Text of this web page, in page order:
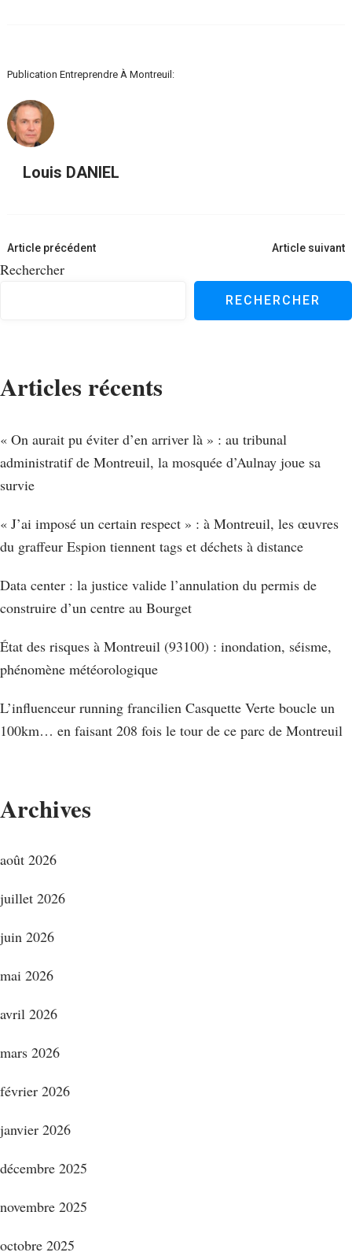
Publication Entreprendre À Montreuil:
Louis DANIEL
Navigation
d'article
Article précédent Article suivant
Rechercher
RECHERCHER
Articles récents
« On aurait pu éviter d’en arriver là » : au tribunal
administratif de Montreuil, la mosquée d’Aulnay joue sa
survie
« J’ai imposé un certain respect » : à Montreuil, les œuvres
du graffeur Espion tiennent tags et déchets à distance
Data center : la justice valide l’annulation du permis de
construire d’un centre au Bourget
État des risques à Montreuil (93100) : inondation, séisme,
phénomène météorologique
L’influenceur running francilien Casquette Verte boucle un
100km… en faisant 208 fois le tour de ce parc de Montreuil
Archives
août 2026
juillet 2026
juin 2026
mai 2026
avril 2026
mars 2026
février 2026
janvier 2026
décembre 2025
novembre 2025
octobre 2025